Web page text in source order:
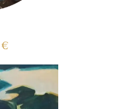
€